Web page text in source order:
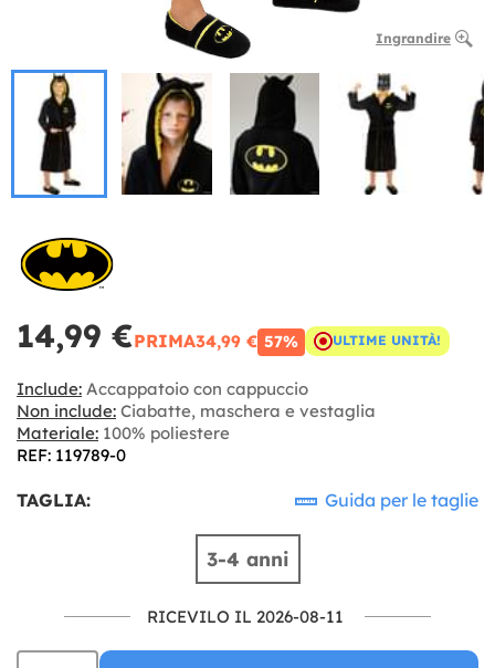
Ingrandire
14,99 €PRIMA34,99 € 57% ULTIME UNITÀ!
Include: Accappatoio con cappuccio
Non include: Ciabatte, maschera e vestaglia
Materiale: 100% poliestere
REF: 119789-0
TAGLIA: Guida per le taglie
3-4 anni
RICEVILO IL 2026-08-11